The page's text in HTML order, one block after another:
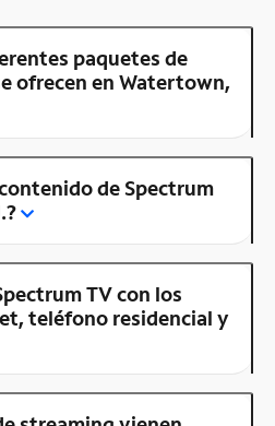
paquetes de
ofrecen en Watertown,
de Spectrum
TV con los
teléfono residencial y